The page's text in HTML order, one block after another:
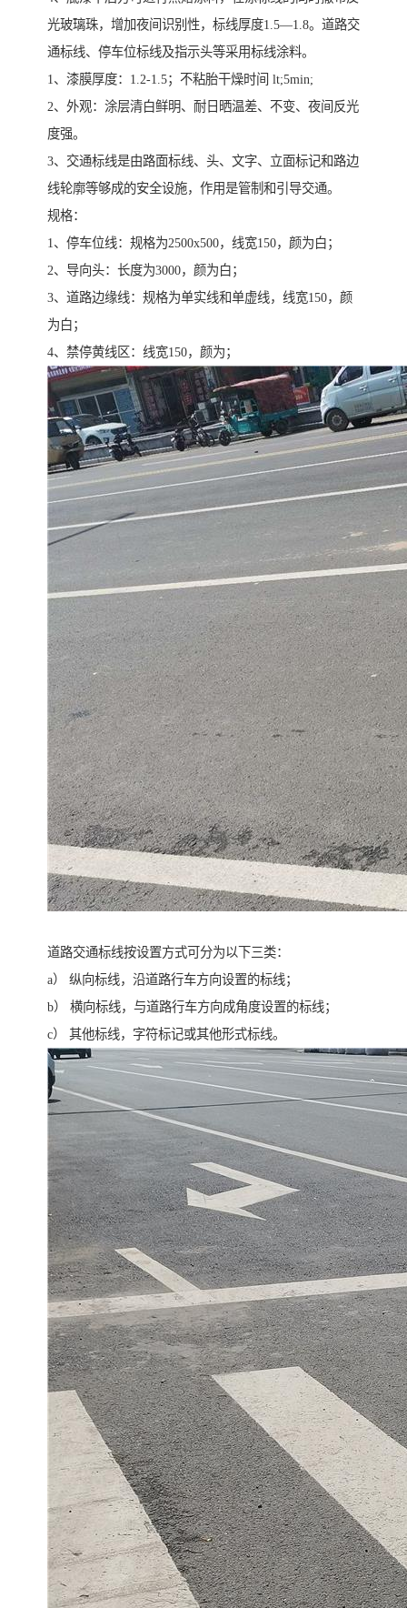
光玻璃珠，增加夜间识别性，标线厚度1.5—1.8。道路交
通标线、停车位标线及指示头等采用标线涂料。
1、漆膜厚度：1.2-1.5；不粘胎干燥时间 lt;5min;
2、外观：涂层清白鲜明、耐日晒温差、不变、夜间反光
度强。
3、交通标线是由路面标线、头、文字、立面标记和路边
线轮廓等够成的安全设施，作用是管制和引导交通。
规格：
1、停车位线：规格为2500x500，线宽150，颜为白；
2、导向头：长度为3000，颜为白；
3、道路边缘线：规格为单实线和单虚线，线宽150，颜
为白；
4、禁停黄线区：线宽150，颜为；
道路交通标线按设置方式可分为以下三类：
a） 纵向标线，沿道路行车方向设置的标线；
b） 横向标线，与道路行车方向成角度设置的标线；
c） 其他标线，字符标记或其他形式标线。